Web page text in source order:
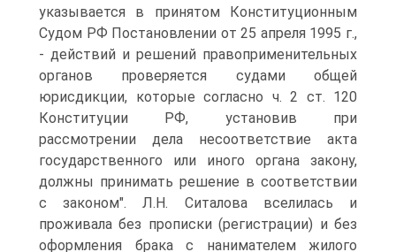
указывается в принятом Конституционным
Судом РФ Постановлении от 25 апреля 1995 г.,
- действий и решений правоприменительных
органов проверяется судами общей
юрисдикции, которые согласно ч. 2 ст. 120
Конституции РФ, установив при
рассмотрении дела несоответствие акта
государственного или иного органа закону,
должны принимать решение в соответствии
с законом". Л.Н. Ситалова вселилась и
проживала без прописки (регистрации) и без
оформления брака с нанимателем жилого